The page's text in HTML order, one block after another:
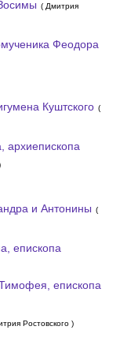
( Дмитрия
Феодора
Куштского (
архиепископа
и Антонины (
епископа
епископа
Ростовского )